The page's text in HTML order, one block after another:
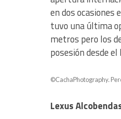
en dos
tuvo una última
metros pero los
posesión desde
©CachaPhotography.
Lexus